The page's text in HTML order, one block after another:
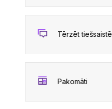
Tērzēt tiešsaistē
Pakomāti